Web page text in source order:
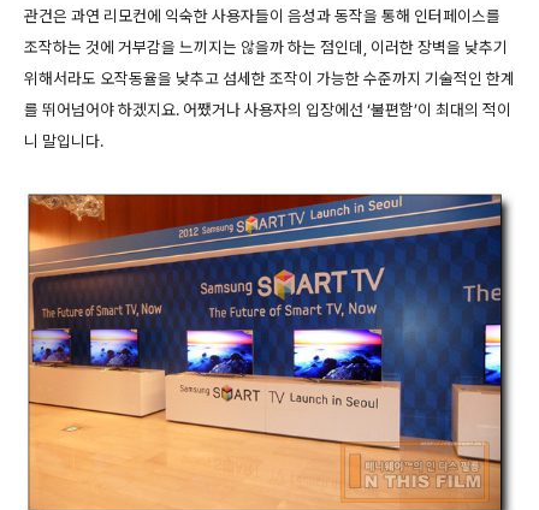
관건은 과연 리모컨에 익숙한 사용자들이 음성과 동작을 통해 인터페이스를
조작하는 것에 거부감을 느끼지는 않을까 하는 점인데, 이러한 장벽을 낮추기
위해서라도 오작동율을 낮추고 섬세한 조작이 가능한 수준까지 기술적인 한계
를 뛰어넘어야 하겠지요. 어쨌거나 사용자의 입장에선 ‘불편함’이 최대의 적이
니 말입니다.